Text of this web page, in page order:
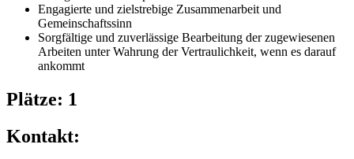
Engagierte und zielstrebige Zusammenarbeit und
Gemeinschaftssinn
Sorgfältige und zuverlässige Bearbeitung der zugewiesenen
Arbeiten unter Wahrung der Vertraulichkeit, wenn es darauf
ankommt
Plätze: 1
Kontakt: